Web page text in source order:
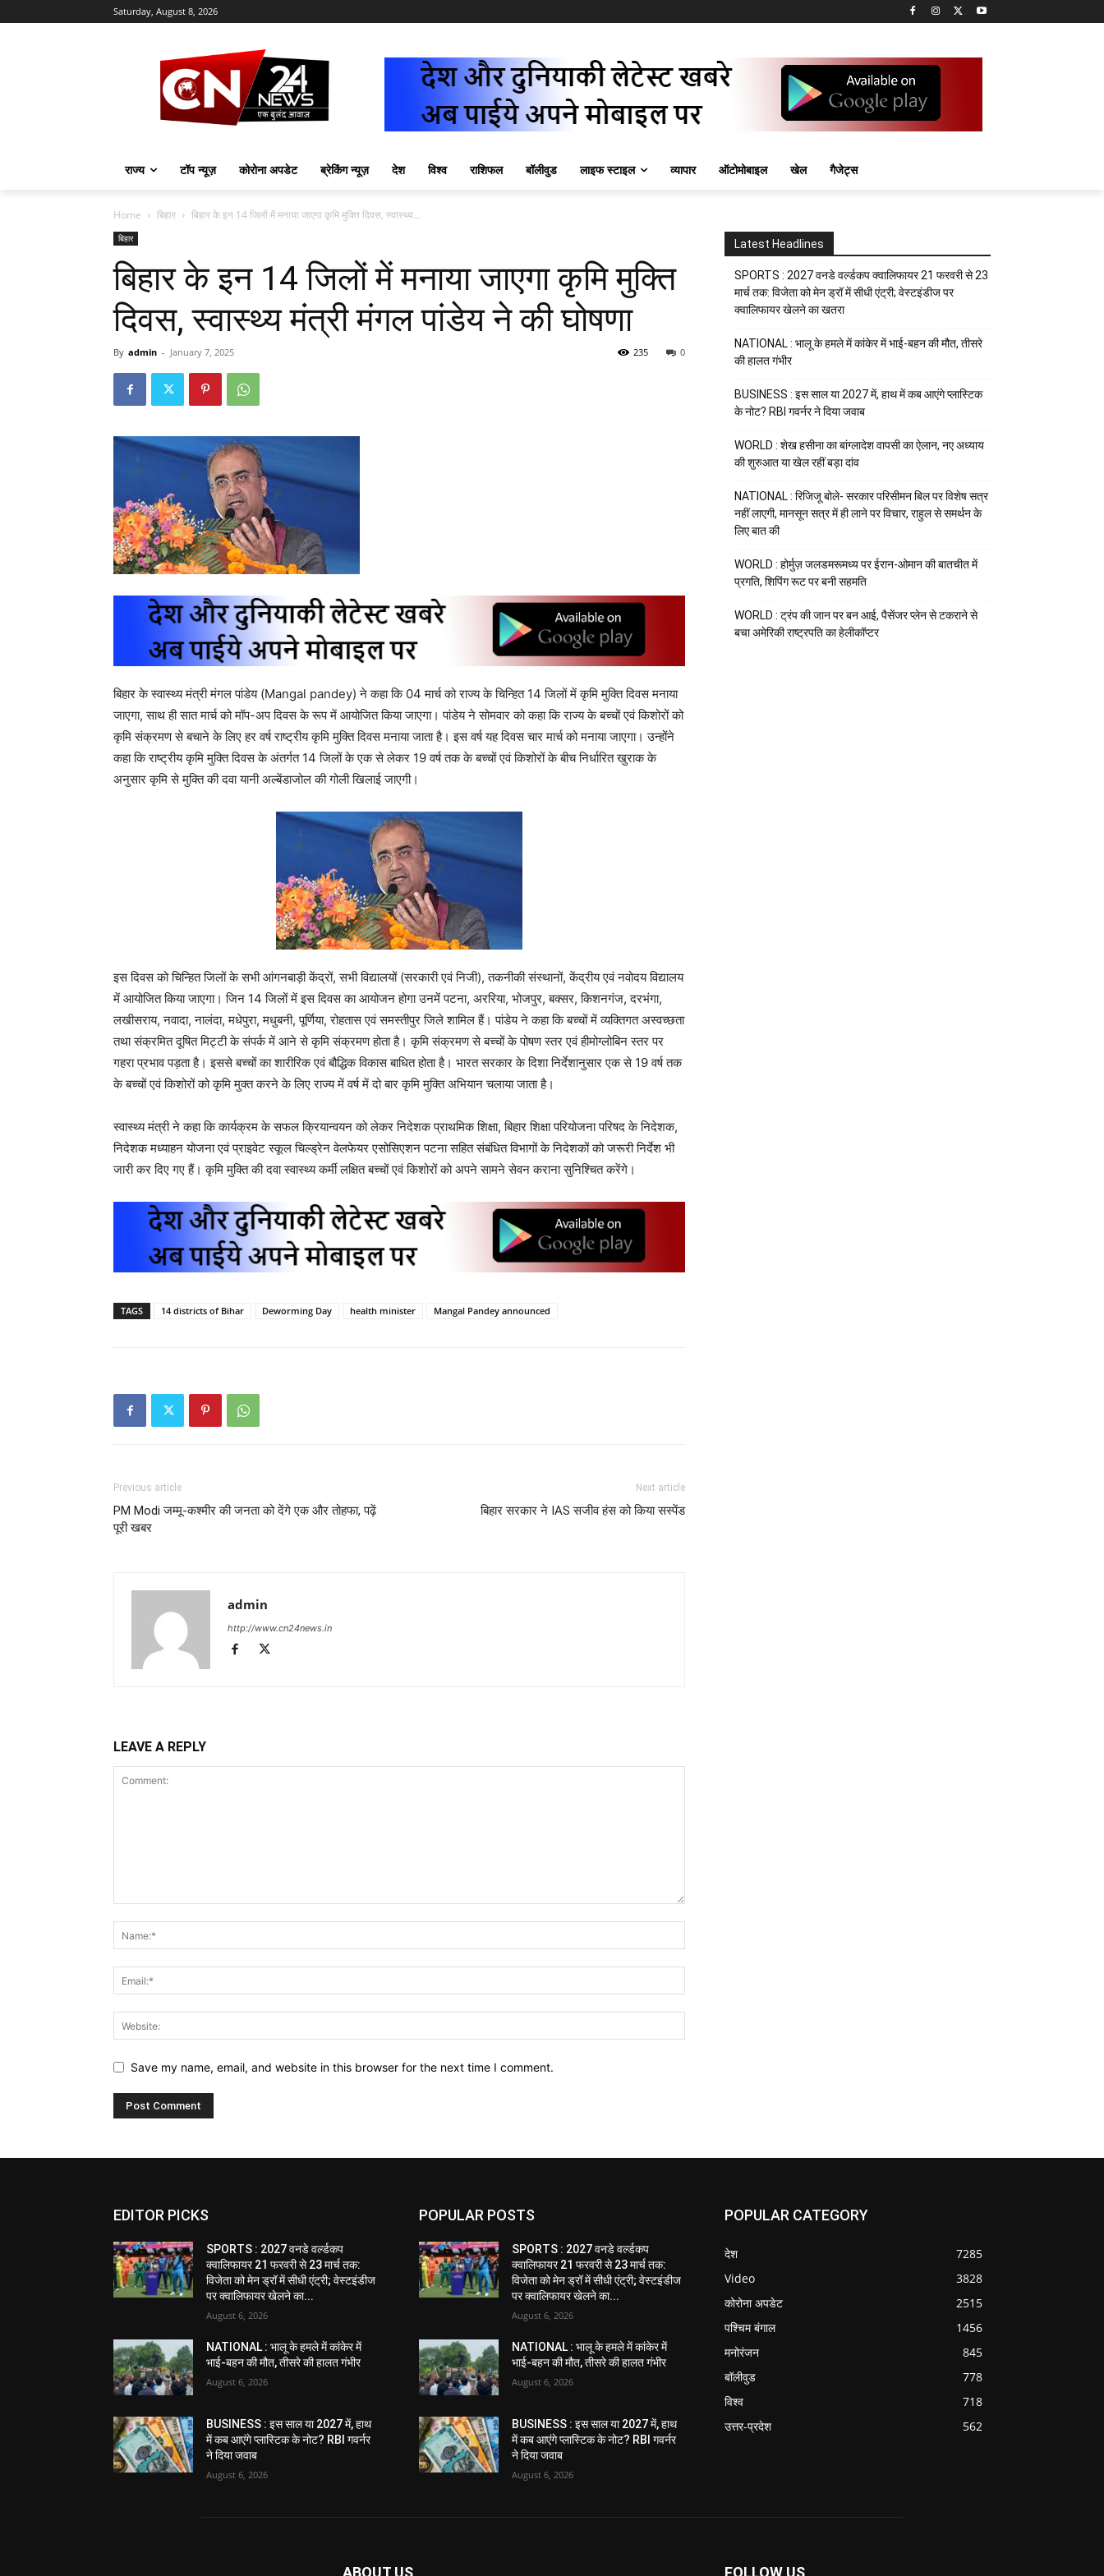
Saturday, August 8, 2026
राज्य टॉप न्यूज़ कोरोना अपडेट ब्रेकिंग न्यूज़ देश विश्व राशिफल बॉलीवुड लाइफ स्टाइल व्यापार ऑटोमोबाइल खेल गैजेट्स
Home बिहार बिहार के इन 14 जिलों में मनाया जाएगा कृमि मुक्ति दिवस, स्वास्थ्य...
बिहार
बिहार के इन 14 जिलों में मनाया जाएगा कृमि मुक्ति
दिवस, स्वास्थ्य मंत्री मंगल पांडेय ने की घोषणा
By admin - January 7, 2025 0
235
बिहार के स्वास्थ्य मंत्री मंगल पांडेय (Mangal pandey) ने कहा कि 04 मार्च को राज्य के चिन्हित 14 जिलों में कृमि मुक्ति दिवस मनाया
जाएगा, साथ ही सात मार्च को मॉप-अप दिवस के रूप में आयोजित किया जाएगा। पांडेय ने सोमवार को कहा कि राज्य के बच्चों एवं किशोरों को
कृमि संक्रमण से बचाने के लिए हर वर्ष राष्ट्रीय कृमि मुक्ति दिवस मनाया जाता है। इस वर्ष यह दिवस चार मार्च को मनाया जाएगा। उन्होंने
कहा कि राष्ट्रीय कृमि मुक्ति दिवस के अंतर्गत 14 जिलों के एक से लेकर 19 वर्ष तक के बच्चों एवं किशोरों के बीच निर्धारित खुराक के
अनुसार कृमि से मुक्ति की दवा यानी अल्बेंडाजोल की गोली खिलाई जाएगी।
इस दिवस को चिन्हित जिलों के सभी आंगनबाड़ी केंद्रों, सभी विद्यालयों (सरकारी एवं निजी), तकनीकी संस्थानों, केंद्रीय एवं नवोदय विद्यालय
में आयोजित किया जाएगा। जिन 14 जिलों में इस दिवस का आयोजन होगा उनमें पटना, अररिया, भोजपुर, बक्सर, किशनगंज, दरभंगा,
लखीसराय, नवादा, नालंदा, मधेपुरा, मधुबनी, पूर्णिया, रोहतास एवं समस्तीपुर जिले शामिल हैं। पांडेय ने कहा कि बच्चों में व्यक्तिगत अस्वच्छता
तथा संक्रमित दूषित मिट्टी के संपर्क में आने से कृमि संक्रमण होता है। कृमि संक्रमण से बच्चों के पोषण स्तर एवं हीमोग्लोबिन स्तर पर
गहरा प्रभाव पड़ता है। इससे बच्चों का शारीरिक एवं बौद्धिक विकास बाधित होता है। भारत सरकार के दिशा निर्देशानुसार एक से 19 वर्ष तक
के बच्चों एवं किशोरों को कृमि मुक्त करने के लिए राज्य में वर्ष में दो बार कृमि मुक्ति अभियान चलाया जाता है।
स्वास्थ्य मंत्री ने कहा कि कार्यक्रम के सफल क्रियान्वयन को लेकर निदेशक प्राथमिक शिक्षा, बिहार शिक्षा परियोजना परिषद के निदेशक,
निदेशक मध्याहन योजना एवं प्राइवेट स्कूल चिल्ड्रेन वेलफेयर एसोसिएशन पटना सहित संबंधित विभागों के निदेशकों को जरूरी निर्देश भी
जारी कर दिए गए हैं। कृमि मुक्ति की दवा स्वास्थ्य कर्मी लक्षित बच्चों एवं किशोरों को अपने सामने सेवन कराना सुनिश्चित करेंगे।
TAGS 14 districts of Bihar Deworming Day health minister Mangal Pandey announced
Previous article
PM Modi जम्मू-कश्मीर की जनता को देंगे एक और तोहफा, पढ़ें
पूरी खबर
Next article
बिहार सरकार ने IAS सजीव हंस को किया सस्पेंड
admin
http://www.cn24news.in
LEAVE A REPLY
Save my name, email, and website in this browser for the next time I comment.
Latest Headlines
SPORTS : 2027 वनडे वर्ल्डकप क्वालिफायर 21 फरवरी से 23
मार्च तक: विजेता को मेन ड्रॉ में सीधी एंट्री; वेस्टइंडीज पर
क्वालिफायर खेलने का खतरा
NATIONAL : भालू के हमले में कांकेर में भाई-बहन की मौत, तीसरे
की हालत गंभीर
BUSINESS : इस साल या 2027 में, हाथ में कब आएंगे प्लास्टिक
के नोट? RBI गवर्नर ने दिया जवाब
WORLD : शेख हसीना का बांग्लादेश वापसी का ऐलान, नए अध्याय
की शुरुआत या खेल रहीं बड़ा दांव
NATIONAL : रिजिजू बोले- सरकार परिसीमन बिल पर विशेष सत्र
नहीं लाएगी, मानसून सत्र में ही लाने पर विचार, राहुल से समर्थन के
लिए बात की
WORLD : होर्मुज़ जलडमरूमध्य पर ईरान-ओमान की बातचीत में
प्रगति, शिपिंग रूट पर बनी सहमति
WORLD : ट्रंप की जान पर बन आई, पैसेंजर प्लेन से टकराने से
बचा अमेरिकी राष्ट्रपति का हेलीकॉप्टर
EDITOR PICKS
SPORTS : 2027 वनडे वर्ल्डकप
क्वालिफायर 21 फरवरी से 23 मार्च तक:
विजेता को मेन ड्रॉ में सीधी एंट्री; वेस्टइंडीज
पर क्वालिफायर खेलने का...
August 6, 2026
NATIONAL : भालू के हमले में कांकेर में
भाई-बहन की मौत, तीसरे की हालत गंभीर
August 6, 2026
BUSINESS : इस साल या 2027 में, हाथ
में कब आएंगे प्लास्टिक के नोट? RBI गवर्नर
ने दिया जवाब
August 6, 2026
POPULAR POSTS
SPORTS : 2027 वनडे वर्ल्डकप
क्वालिफायर 21 फरवरी से 23 मार्च तक:
विजेता को मेन ड्रॉ में सीधी एंट्री; वेस्टइंडीज
पर क्वालिफायर खेलने का...
August 6, 2026
NATIONAL : भालू के हमले में कांकेर में
भाई-बहन की मौत, तीसरे की हालत गंभीर
August 6, 2026
BUSINESS : इस साल या 2027 में, हाथ
में कब आएंगे प्लास्टिक के नोट? RBI गवर्नर
ने दिया जवाब
August 6, 2026
POPULAR CATEGORY
देश
7285
Video
3828
कोरोना अपडेट
2515
पश्चिम बंगाल
1456
मनोरंजन
845
बॉलीवुड
778
विश्व
718
उत्तर-प्रदेश
562
ABOUT US FOLLOW US